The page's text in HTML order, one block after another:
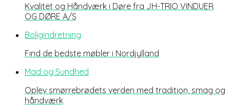
Kvalitet og Håndværk i Døre fra JH-TRIO VINDUER
OG DØRE A/S
Boligindretning
Find de bedste møbler i Nordjylland
Mad og Sundhed
Oplev smørrebrødets verden med tradition, smag og
håndværk